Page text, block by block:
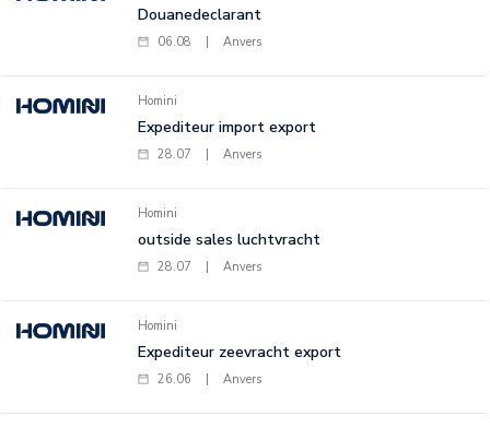
Douanedeclarant
06.08 Anvers
Homini
Expediteur import export
28.07 Anvers
Homini
outside sales luchtvracht
28.07 Anvers
Homini
Expediteur zeevracht export
26.06 Anvers